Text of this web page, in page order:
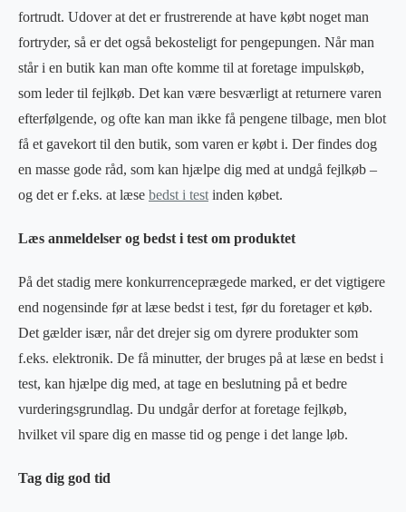
fortrudt. Udover at det er frustrerende at have købt noget man
fortryder, så er det også bekosteligt for pengepungen. Når man
står i en butik kan man ofte komme til at foretage impulskøb,
som leder til fejlkøb. Det kan være besværligt at returnere varen
efterfølgende, og ofte kan man ikke få pengene tilbage, men blot
få et gavekort til den butik, som varen er købt i. Der findes dog
en masse gode råd, som kan hjælpe dig med at undgå fejlkøb –
og det er f.eks. at læse bedst i test inden købet.
Læs anmeldelser og bedst i test om produktet
På det stadig mere konkurrenceprægede marked, er det vigtigere
end nogensinde før at læse bedst i test, før du foretager et køb.
Det gælder især, når det drejer sig om dyrere produkter som
f.eks. elektronik. De få minutter, der bruges på at læse en bedst i
test, kan hjælpe dig med, at tage en beslutning på et bedre
vurderingsgrundlag. Du undgår derfor at foretage fejlkøb,
hvilket vil spare dig en masse tid og penge i det lange løb.
Tag dig god tid